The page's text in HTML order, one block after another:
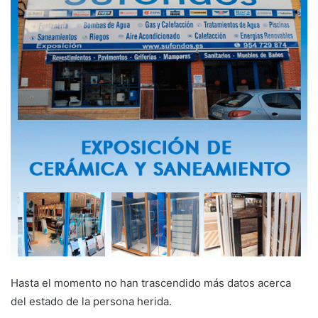
Hasta el momento no han trascendido más datos acerca
del estado de la persona herida.